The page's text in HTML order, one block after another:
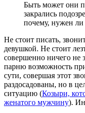
Быть может они
закрались
почему, нужен
Не стоит писать,
девушкой. Не стоит
совершенно ничего не
парню возможность
сути, совершая этот
раздосадованы, но в
ситуацию (Козыри,
женатого мужчину).